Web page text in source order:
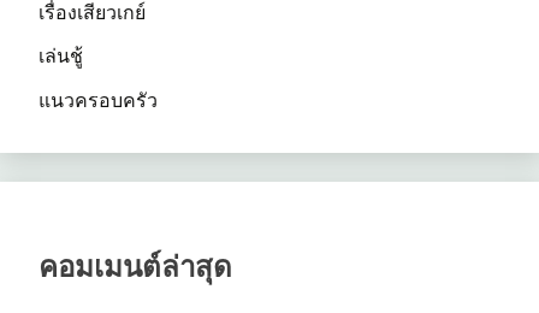
เรื่องเสียวเกย์
เล่นชู้
แนวครอบครัว
คอมเมนต์ล่าสุด